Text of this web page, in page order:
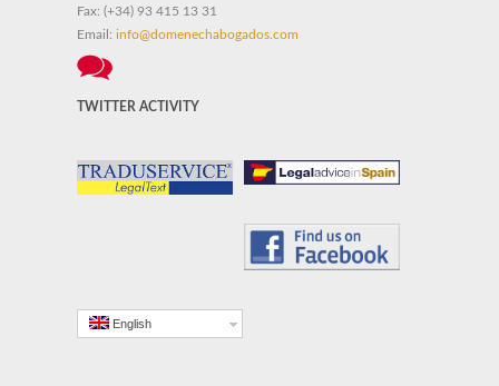
Fax: (+34) 93 415 13 31
Email: info@domenechabogados.com
TWITTER ACTIVITY
English